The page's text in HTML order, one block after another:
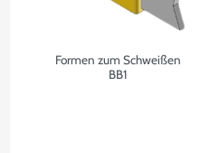
Formen zum Schweißen
BB1